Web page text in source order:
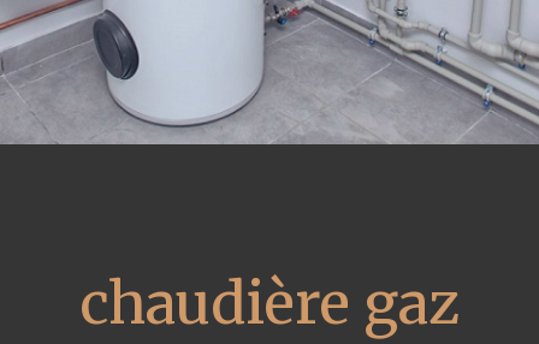
chaudière gaz